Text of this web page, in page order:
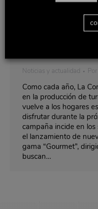
Noticias y actualidad Por
Como cada año, La
en la producción de
vuelve a los hogares
disfrutar durante la
campaña incide en
el lanzamiento de
gama “Gourmet”,
buscan…